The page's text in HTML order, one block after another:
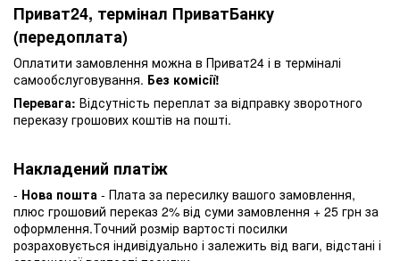
Приват24, термінал ПриватБанку
(передоплата)
Оплатити замовлення можна в Приват24 і в терміналі
самообслуговування. Без комісії!
Перевага: Відсутність переплат за відправку зворотного
переказу грошових коштів на пошті.
Накладений платіж
- Нова пошта - Плата за пересилку вашого замовлення,
плюс грошовий переказ 2% від суми замовлення + 25 грн за
оформлення.Точний розмір вартості посилки
розраховується індивідуально і залежить від ваги, відстані і